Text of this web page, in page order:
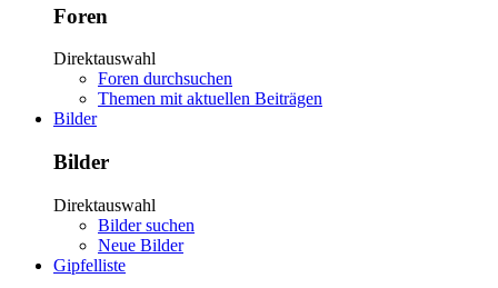
Foren
Direktauswahl
Foren durchsuchen
Themen mit aktuellen Beiträgen
Bilder
Bilder
Direktauswahl
Bilder suchen
Neue Bilder
Gipfelliste